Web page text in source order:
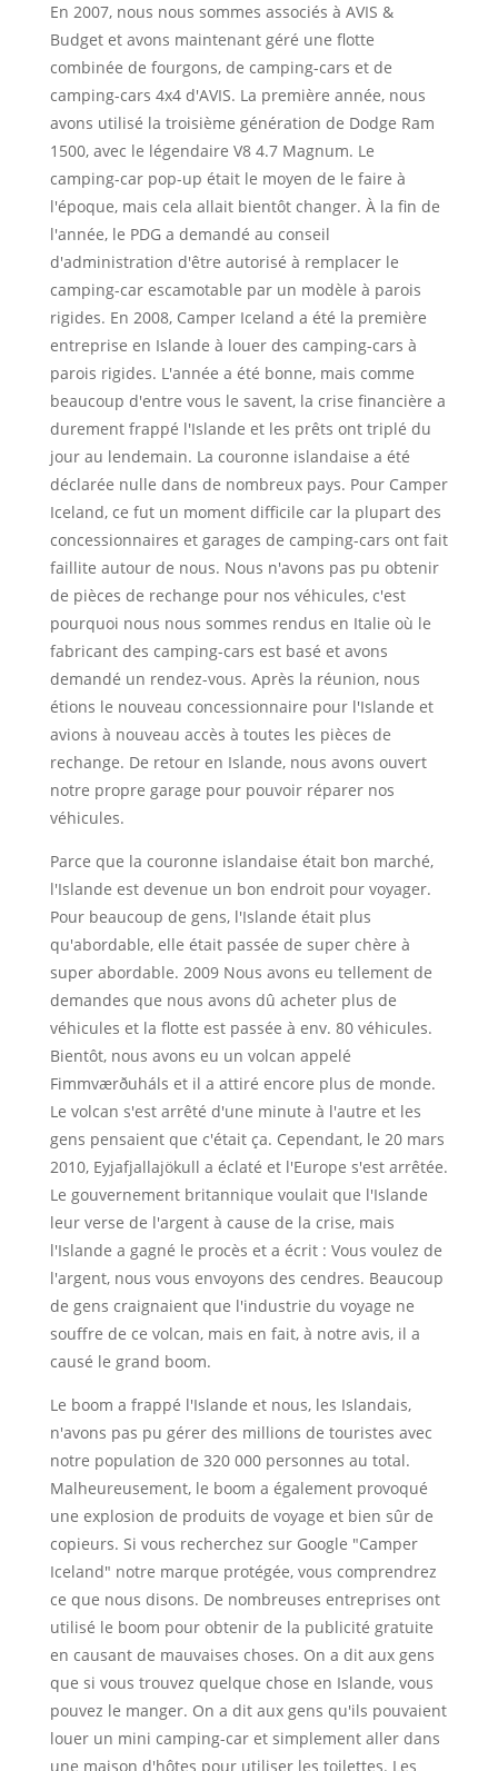
En 2007, nous nous sommes associés à AVIS &
Budget et avons maintenant géré une flotte
combinée de fourgons, de camping-cars et de
camping-cars 4x4 d'AVIS. La première année, nous
avons utilisé la troisième génération de Dodge Ram
1500, avec le légendaire V8 4.7 Magnum. Le
camping-car pop-up était le moyen de le faire à
l'époque, mais cela allait bientôt changer. À la fin de
l'année, le PDG a demandé au conseil
d'administration d'être autorisé à remplacer le
camping-car escamotable par un modèle à parois
rigides. En 2008, Camper Iceland a été la première
entreprise en Islande à louer des camping-cars à
parois rigides. L'année a été bonne, mais comme
beaucoup d'entre vous le savent, la crise financière a
durement frappé l'Islande et les prêts ont triplé du
jour au lendemain. La couronne islandaise a été
déclarée nulle dans de nombreux pays. Pour Camper
Iceland, ce fut un moment difficile car la plupart des
concessionnaires et garages de camping-cars ont fait
faillite autour de nous. Nous n'avons pas pu obtenir
de pièces de rechange pour nos véhicules, c'est
pourquoi nous nous sommes rendus en Italie où le
fabricant des camping-cars est basé et avons
demandé un rendez-vous. Après la réunion, nous
étions le nouveau concessionnaire pour l'Islande et
avions à nouveau accès à toutes les pièces de
rechange. De retour en Islande, nous avons ouvert
notre propre garage pour pouvoir réparer nos
véhicules.
Parce que la couronne islandaise était bon marché,
l'Islande est devenue un bon endroit pour voyager.
Pour beaucoup de gens, l'Islande était plus
qu'abordable, elle était passée de super chère à
super abordable. 2009 Nous avons eu tellement de
demandes que nous avons dû acheter plus de
véhicules et la flotte est passée à env. 80 véhicules.
Bientôt, nous avons eu un volcan appelé
Fimmværðuháls et il a attiré encore plus de monde.
Le volcan s'est arrêté d'une minute à l'autre et les
gens pensaient que c'était ça. Cependant, le 20 mars
2010, Eyjafjallajökull a éclaté et l'Europe s'est arrêtée.
Le gouvernement britannique voulait que l'Islande
leur verse de l'argent à cause de la crise, mais
l'Islande a gagné le procès et a écrit : Vous voulez de
l'argent, nous vous envoyons des cendres. Beaucoup
de gens craignaient que l'industrie du voyage ne
souffre de ce volcan, mais en fait, à notre avis, il a
causé le grand boom.
Le boom a frappé l'Islande et nous, les Islandais,
n'avons pas pu gérer des millions de touristes avec
notre population de 320 000 personnes au total.
Malheureusement, le boom a également provoqué
une explosion de produits de voyage et bien sûr de
copieurs. Si vous recherchez sur Google "Camper
Iceland" notre marque protégée, vous comprendrez
ce que nous disons. De nombreuses entreprises ont
utilisé le boom pour obtenir de la publicité gratuite
en causant de mauvaises choses. On a dit aux gens
que si vous trouvez quelque chose en Islande, vous
pouvez le manger. On a dit aux gens qu'ils pouvaient
louer un mini camping-car et simplement aller dans
une maison d'hôtes pour utiliser les toilettes. Les